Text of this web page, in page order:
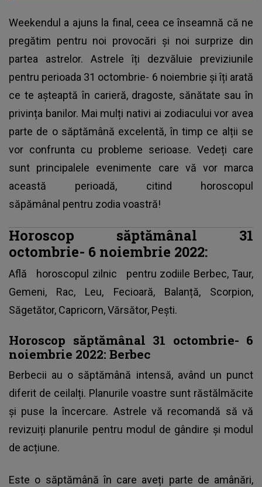
Weekendul a ajuns la final, ceea ce înseamnă că ne
pregătim pentru noi provocări și noi surprize din
partea astrelor. Astrele îți dezvăluie previziunile
pentru perioada 31 octombrie- 6 noiembrie și îți arată
ce te așteaptă în carieră, dragoste, sănătate sau în
privința banilor. Mai mulți nativi ai zodiacului vor avea
parte de o săptămână excelentă, în timp ce alții se
vor confrunta cu probleme serioase. Vedeți care
sunt principalele evenimente care vă vor marca
această perioadă, citind horoscopul
săpămânal pentru zodia voastră!
Horoscop săptămânal 31
octombrie- 6 noiembrie 2022:
Află horoscopul zilnic pentru zodiile Berbec, Taur,
Gemeni, Rac, Leu, Fecioară, Balanță, Scorpion,
Săgetător, Capricorn, Vărsător, Pești.
Horoscop săptămânal 31 octombrie- 6
noiembrie 2022: Berbec
Berbecii au o săptămână intensă, având un punct
diferit de ceilalți. Planurile voastre sunt răstălmăcite
și puse la încercare. Astrele vă recomandă să vă
revizuiți planurile pentru modul de gândire și modul
de acțiune.
Este o săptămână în care aveți parte de amânări,